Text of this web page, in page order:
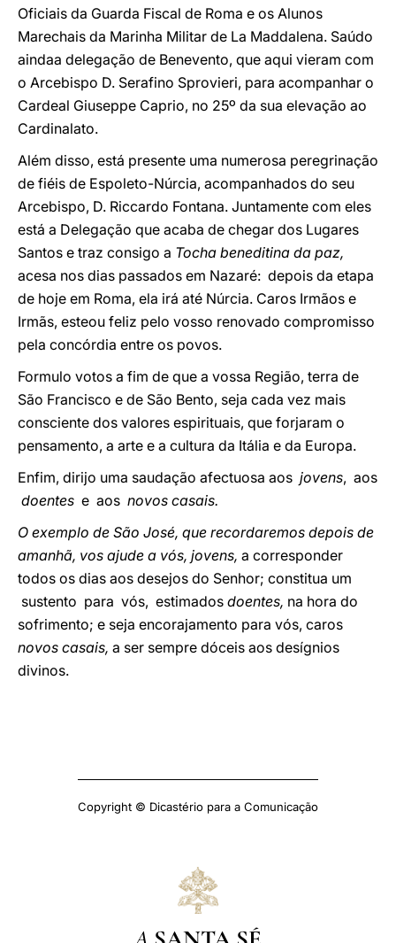
Oficiais da Guarda Fiscal de Roma e os Alunos
Marechais da Marinha Militar de La Maddalena. Saúdo
aindaa delegação de Benevento, que aqui vieram com
o Arcebispo D. Serafino Sprovieri, para acompanhar o
Cardeal Giuseppe Caprio, no 25º da sua elevação ao
Cardinalato.
Além disso, está presente uma numerosa peregrinação
de fiéis de Espoleto-Núrcia, acompanhados do seu
Arcebispo, D. Riccardo Fontana. Juntamente com eles
está a Delegação que acaba de chegar dos Lugares
Santos e traz consigo a Tocha beneditina da paz,
acesa nos dias passados em Nazaré: depois da etapa
de hoje em Roma, ela irá até Núrcia. Caros Irmãos e
Irmãs, esteou feliz pelo vosso renovado compromisso
pela concórdia entre os povos.
Formulo votos a fim de que a vossa Região, terra de
São Francisco e de São Bento, seja cada vez mais
consciente dos valores espirituais, que forjaram o
pensamento, a arte e a cultura da Itália e da Europa.
Enfim, dirijo uma saudação afectuosa aos jovens, aos
doentes e aos novos casais.
O exemplo de São José, que recordaremos depois de
amanhã, vos ajude a vós, jovens, a corresponder
todos os dias aos desejos do Senhor; constitua um
sustento para vós, estimados doentes, na hora do
sofrimento; e seja encorajamento para vós, caros
novos casais, a ser sempre dóceis aos desígnios
divinos.
Copyright © Dicastério para a Comunicação